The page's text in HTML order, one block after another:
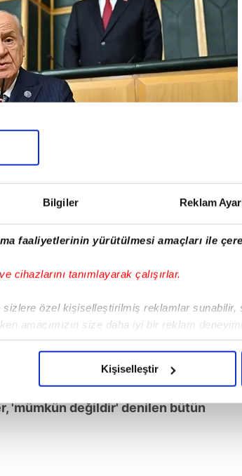
Bilgiler Reklam
faaliyetlerinin yürütülmesi amaçları ile
cihazlarını tanımlayarak çalışırlar.
özel kişiselleştirilmiş reklamlar sunabilir,
amacımızın size daha iyi bir reklam
gelen çabayı gösterdiğimizi ve bu noktada,
için İnternet Sitemizde kendimize ve üçüncü
Kişiselleştir
fetih mesajı (Fotoğraflar Anadolu
BİRER YIKILDI
yalnızca bir şehrin alınması değil,
irade beyanı olduğunu belirten Bahçeli,
sona erdiğini kaydetti.
harcı, bütün cihana ilan
'aşılamaz' denilen bütün engeller,
'mümkün değildir' denilen bütün